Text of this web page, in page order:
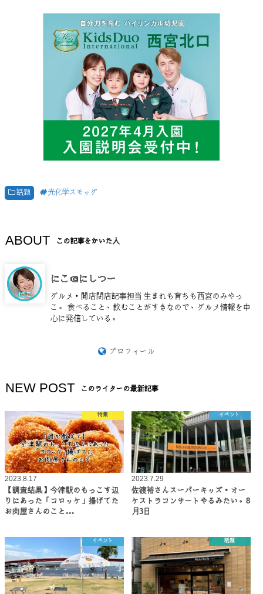
話題 光化学スモッグ
ABOUT この記事をかいた人
にこ＠にしつー
グルメ・開店閉店記事担当 生まれも育ちも西宮のみやっ
こ。 食べること、飲むことがすきなので、グルメ情報を中
心に発信している。
プロフィール
NEW POST このライターの最新記事
特集
2023.8.17
【調査結果】今津駅のもっこす辺
りにあった「コロッケ」揚げてた
お肉屋さんのこと…
イベント
2023.7.29
佐渡裕さんスーパーキッズ・オー
ケストラコンサートやるみたい。8
月3日
イベント 話題